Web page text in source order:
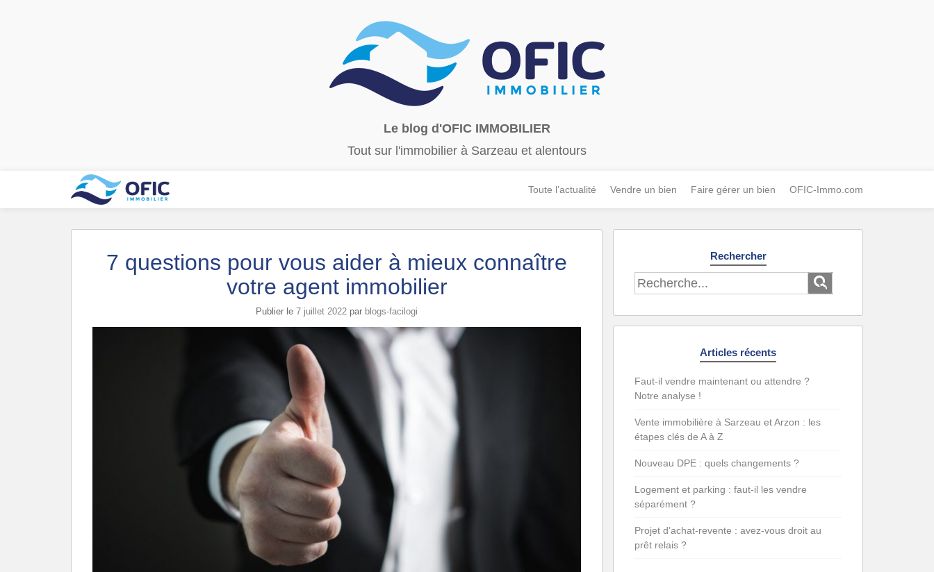
Le blog d'OFIC IMMOBILIER
Tout sur l'immobilier à Sarzeau et alentours
Toute l’actualité Vendre un bien Faire gérer un bien OFIC-Immo.com
7 questions pour vous aider à mieux connaître
votre agent immobilier
Publier le 7 juillet 2022 par blogs-facilogi
Rechercher
Articles récents
Faut-il vendre maintenant ou attendre ?
Notre analyse !
Vente immobilière à Sarzeau et Arzon : les
étapes clés de A à Z
Nouveau DPE : quels changements ?
Logement et parking : faut-il les vendre
séparément ?
Projet d’achat-revente : avez-vous droit au
prêt relais ?